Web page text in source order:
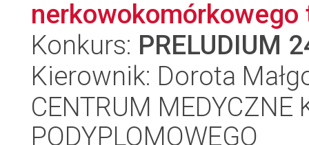
Konkurs: PRELUDIUM
Kierownik: Dorota
CENTRUM MEDYCZNE
PODYPLOMOWEGO